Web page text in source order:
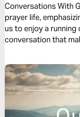
Conversations With God is a joyous immersion into a
prayer life,
us to enjoy a
conversation that
reaching heart of